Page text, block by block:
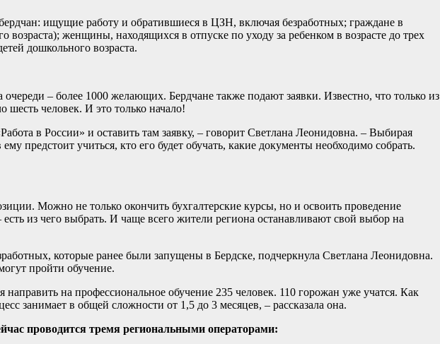
ищущие работу и обратившиеся в ЦЗН, включая безработных; граждане в
возраста); женщины, находящихся в отпуске по уходу за ребенком в возрасте до трех
дошкольного возраста.
– более 1000 желающих. Бердчане также подают заявки. Известно, что только из
человек. И это только начало!
в России» и оставить там заявку, – говорит Светлана Леонидовна. – Выбирая
предстоит учиться, кто его будет обучать, какие документы необходимо собрать.
Можно не только окончить бухгалтерские курсы, но и освоить проведение
из чего выбрать. И чаще всего жители региона останавливают свой выбор на
которые ранее были запущены в Бердске, подчеркнула Светлана Леонидовна.
пройти обучение.
на профессиональное обучение 235 человек. 110 горожан уже учатся. Как
занимает в общей сложности от 1,5 до 3 месяцев, – рассказала она.
проводится тремя региональными операторами: